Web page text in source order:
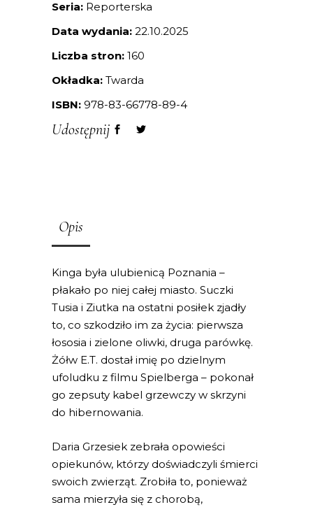
Seria: Reporterska
Data wydania: 22.10.2025
Liczba stron: 160
Okładka: Twarda
ISBN: 978-83-66778-89-4
Udostępnij
Opis
Kinga była ulubienicą Poznania –
płakało po niej całej miasto. Suczki
Tusia i Ziutka na ostatni posiłek zjadły
to, co szkodziło im za życia: pierwsza
łososia i zielone oliwki, druga parówkę.
Żółw E.T. dostał imię po dzielnym
ufoludku z filmu Spielberga – pokonał
go zepsuty kabel grzewczy w skrzyni
do hibernowania.
Daria Grzesiek zebrała opowieści
opiekunów, którzy doświadczyli śmierci
swoich zwierząt. Zrobiła to, ponieważ
sama mierzyła się z chorobą,